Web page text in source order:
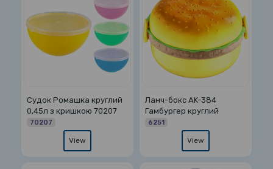
Судок Ромашка круглий
0,45л з кришкою 70207
70207
View
Ланч-бокс AK-384
Гамбургер круглий
6251
View